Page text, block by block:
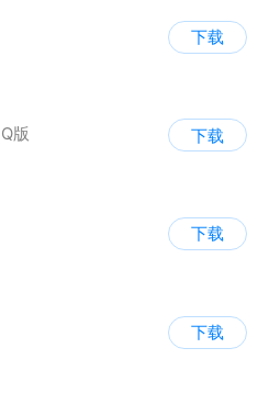
下载
Q版
下载
下载
下载